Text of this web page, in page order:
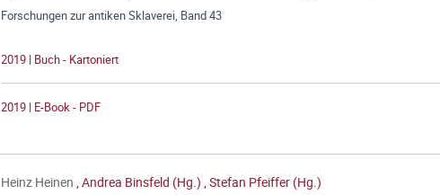
Forschungen zur antiken Sklaverei, Band 43
2019 | Buch - Kartoniert
2019 | E-Book - PDF
Heinz Heinen ,Andrea Binsfeld (Hg.) ,Stefan Pfeiffer (Hg.)